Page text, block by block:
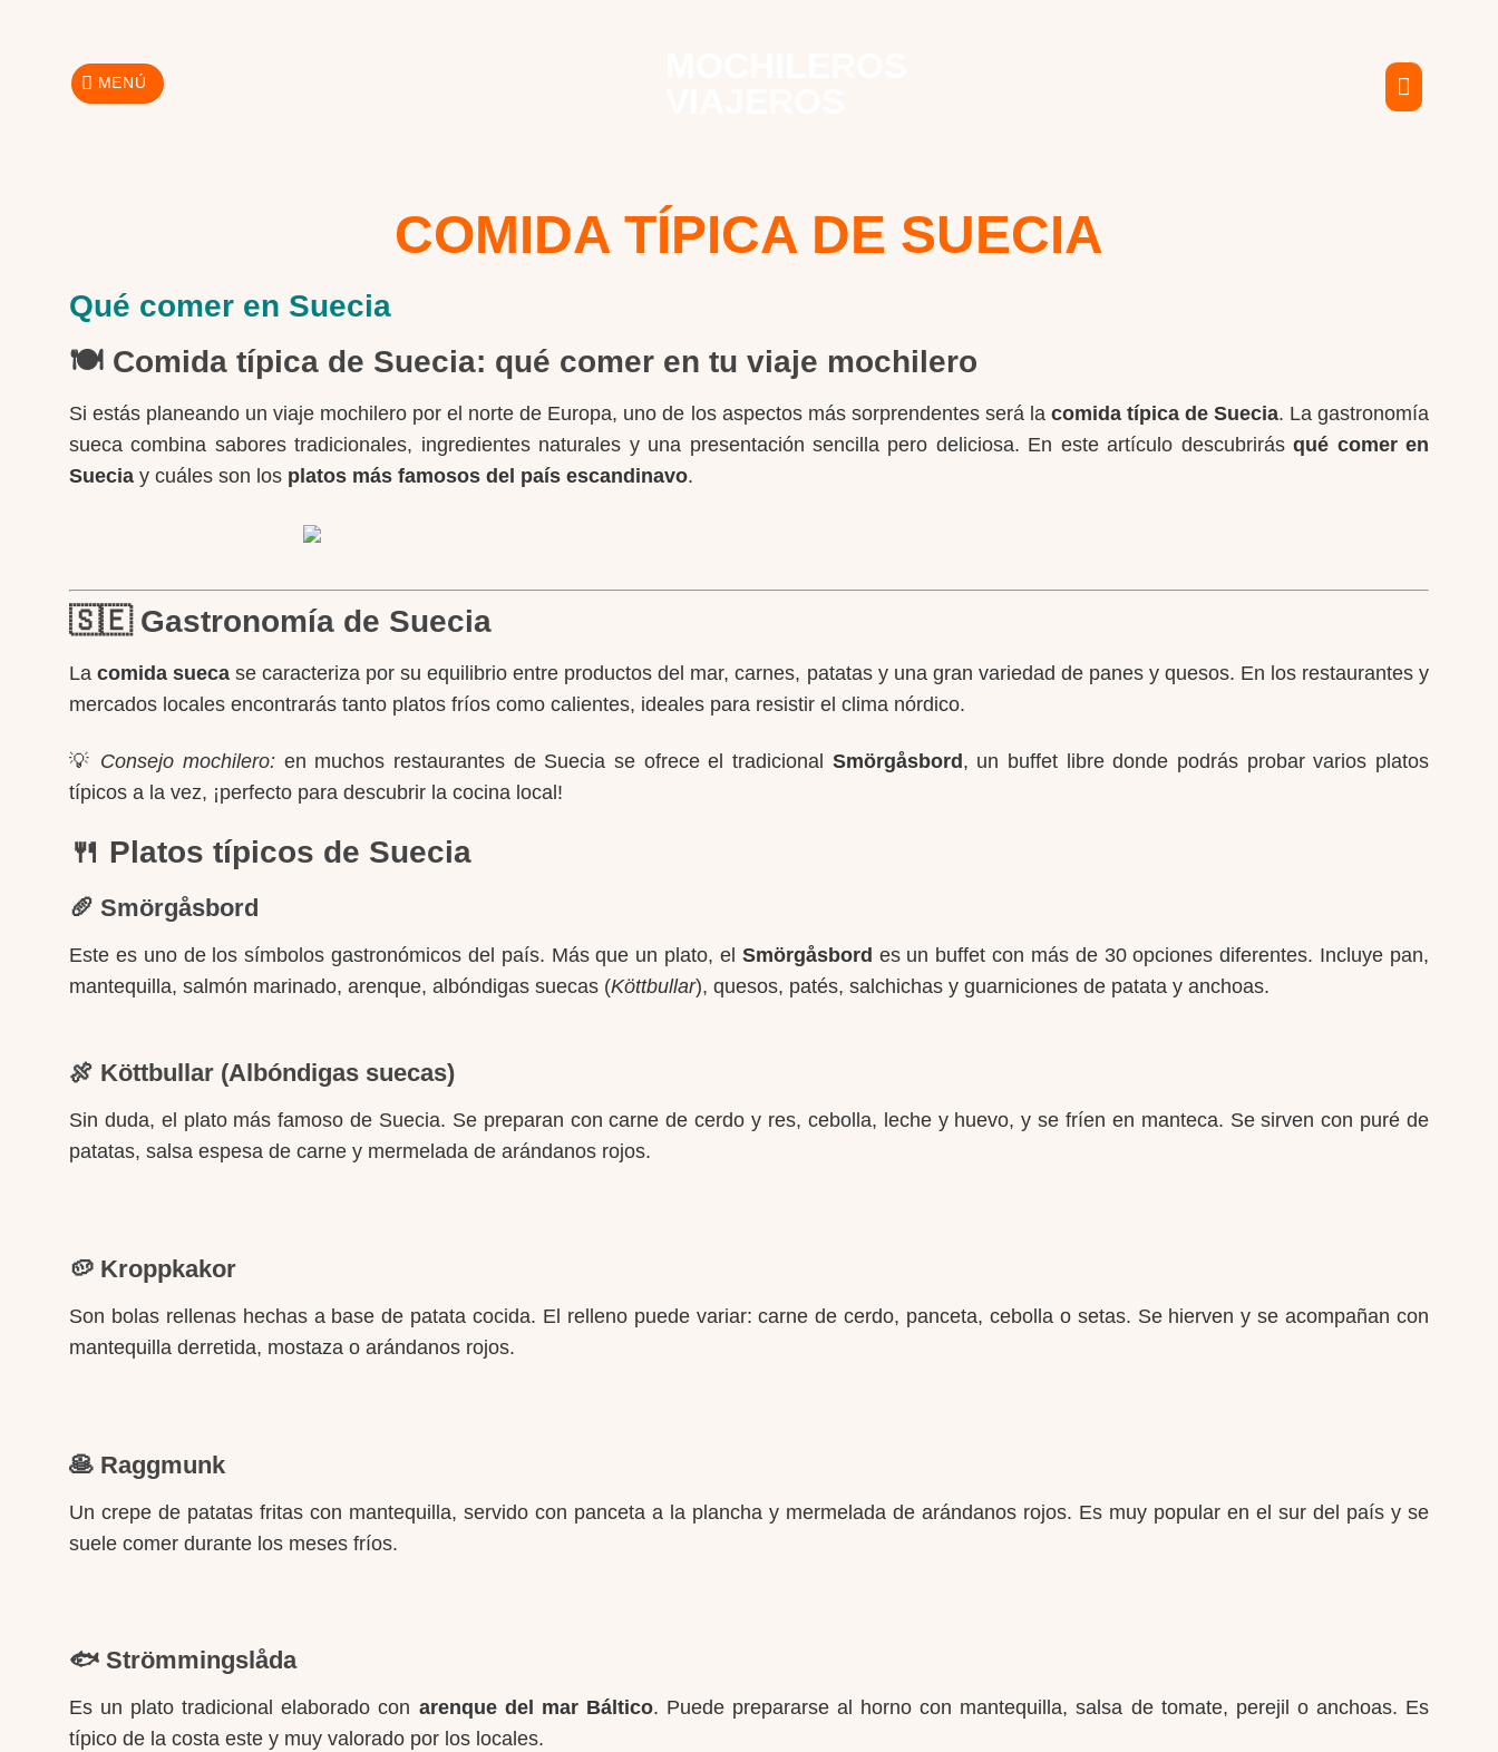
MENÚ
COMIDA TÍPICA DE SUECIA
Qué comer en Suecia
🍽️ Comida típica de Suecia: qué comer en tu viaje mochilero
Si estás planeando un viaje mochilero por el norte de Europa, uno de los aspectos más sorprendentes será la comida típica de Suecia. La gastronomía
sueca combina sabores tradicionales, ingredientes naturales y una presentación sencilla pero deliciosa. En este artículo descubrirásqué comer en
Suecia y cuáles son los platos más famosos del país escandinavo.
🇸🇪 Gastronomía de Suecia
Lacomida sueca se caracteriza por su equilibrio entre productos del mar, carnes, patatas y una gran variedad de panes y quesos. En los restaurantes y
mercados locales encontrarás tanto platos fríos como calientes, ideales para resistir el clima nórdico.
💡 Consejo mochilero: en muchos restaurantes de Suecia se ofrece el tradicional Smörgåsbord, un buffet libre donde podrás probar varios platos
típicos a la vez, ¡perfecto para descubrir la cocina local!
🍴 Platos típicos de Suecia
🥖 Smörgåsbord
Este es uno de los símbolos gastronómicos del país. Más que un plato, el Smörgåsbord es un buffet con más de 30 opciones diferentes. Incluye pan,
mantequilla, salmón marinado, arenque, albóndigas suecas (Köttbullar), quesos, patés, salchichas y guarniciones de patata y anchoas.
🍖 Köttbullar (Albóndigas suecas)
Sin duda, el plato más famoso de Suecia. Se preparan con carne de cerdo y res, cebolla, leche y huevo, y se fríen en manteca. Se sirven con puré de
patatas, salsa espesa de carne y mermelada de arándanos rojos.
🥔 Kroppkakor
Son bolas rellenas hechas a base de patata cocida. El relleno puede variar: carne de cerdo, panceta, cebolla o setas. Se hierven y se acompañan con
mantequilla derretida, mostaza o arándanos rojos.
🥞 Raggmunk
Un crepe de patatas fritas con mantequilla, servido con panceta a la plancha y mermelada de arándanos rojos. Es muy popular en el sur del país y se
suele comer durante los meses fríos.
🐟 Strömmingslåda
Es un plato tradicional elaborado con arenque del mar Báltico. Puede prepararse al horno con mantequilla, salsa de tomate, perejil o anchoas. Es
típico de la costa este y muy valorado por los locales.